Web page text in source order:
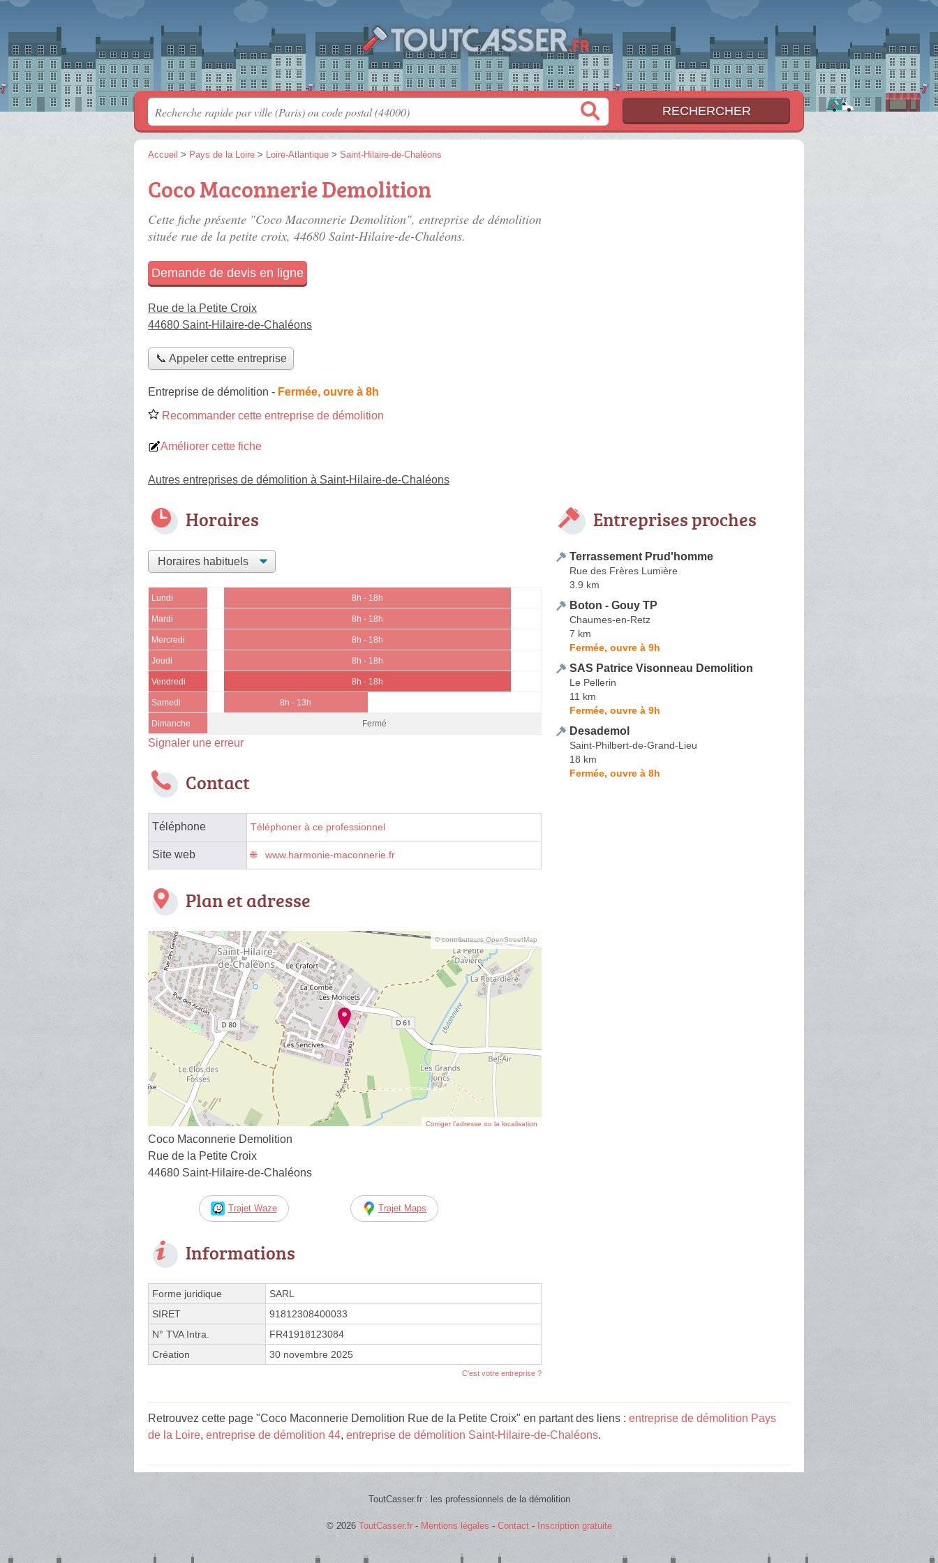
Accueil > Pays de la Loire > Loire-Atlantique > Saint-Hilaire-de-Chaléons
Coco Maconnerie Demolition
Cette fiche présente "Coco Maconnerie Demolition", entreprise de démolition
située rue de la petite croix, 44680 Saint-Hilaire-de-Chaléons.
Demande de devis en ligne
Rue de la Petite Croix
44680 Saint-Hilaire-de-Chaléons
📞 Appeler cette entreprise
Entreprise de démolition - Fermée, ouvre à 8h
Recommander cette entreprise de démolition
Améliorer cette fiche
Autres entreprises de démolition à Saint-Hilaire-de-Chaléons
Horaires
Lundi 8h - 18h
Mardi 8h - 18h
Mercredi 8h - 18h
Jeudi 8h - 18h
Vendredi 8h - 18h
Samedi 8h - 13h
Dimanche Fermé
Signaler une erreur
Contact
Téléphone Téléphoner à ce professionnel
Site web www.harmonie-maconnerie.fr
Plan et adresse
© contributeurs OpenStreetMap
Corriger l’adresse ou la localisation
Coco Maconnerie Demolition
Rue de la Petite Croix
44680 Saint-Hilaire-de-Chaléons
Trajet Waze Trajet Maps
Informations
Forme juridique
SARL
SIRET
91812308400033
N° TVA Intra.
FR41918123084
Création
30 novembre 2025
C'est votre entreprise ?
Entreprises proches
Terrassement Prud'homme
Rue des Frères Lumière
3.9 km
Boton - Gouy TP
Chaumes-en-Retz
7 km
Fermée, ouvre à 9h
SAS Patrice Visonneau Demolition
Le Pellerin
11 km
Fermée, ouvre à 9h
Desademol
Saint-Philbert-de-Grand-Lieu
18 km
Fermée, ouvre à 8h
Retrouvez cette page "Coco Maconnerie Demolition Rue de la Petite Croix" en partant des liens : entreprise de démolition Pays
de la Loire, entreprise de démolition 44, entreprise de démolition Saint-Hilaire-de-Chaléons.
ToutCasser.fr : les professionnels de la démolition
© 2026 ToutCasser.fr - Mentions légales - Contact- Inscription gratuite